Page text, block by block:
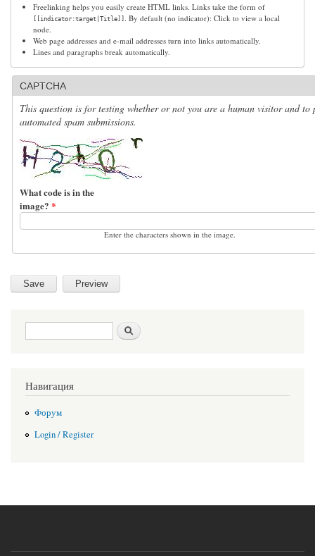
Freelinking helps you easily create HTML links. Links take the form of
[[indicator:target|Title]]
. By default (no indicator): Click to view a local
node.
Web page addresses and e-mail addresses turn into links automatically.
Lines and paragraphs break automatically.
CAPTCHA
This question is for testing whether or not you are a human visitor and to
automated spam submissions.
What code is in the
image? *
Enter the characters shown in the image.
Search form
Навигация
Форум
Login / Register